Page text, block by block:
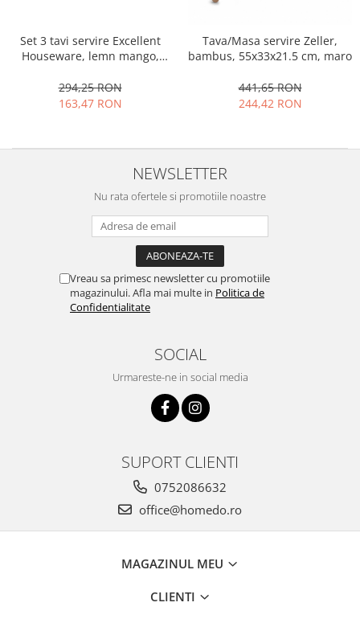
Set 3 tavi servire Excellent
Houseware, lemn mango,
294,25 RON
163,47 RON
Tava/Masa servire Zeller,
bambus, 55x33x21.5 cm, maro
441,65 RON
244,42 RON
NEWSLETTER
Nu rata ofertele si promotiile noastre
Vreau sa primesc newsletter cu promotiile
magazinului. Afla mai multe in Politica de
Confidentialitate
SOCIAL
Urmareste-ne in social media
SUPORT CLIENTI
0752086632
office@homedo.ro
MAGAZINUL MEU
CLIENTI